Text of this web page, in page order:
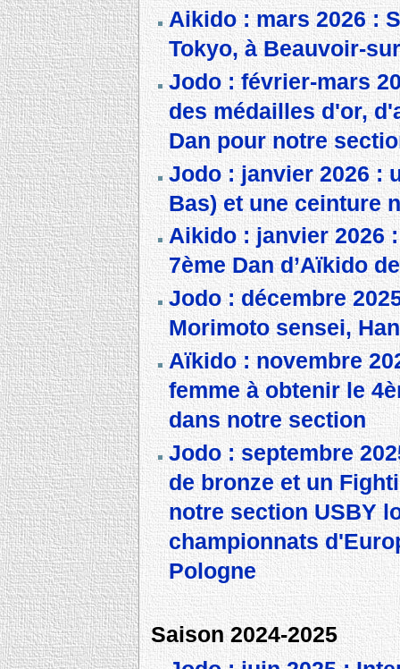
Aikido : mars 2026 :
Tokyo, à Beauvoir-
Jodo : février-mars
des médailles d'or,
Dan pour notre
Jodo : janvier 2026 :
Bas) et une ceinture
Aikido : janvier 2026
7ème Dan d’Aïkido
Jodo : décembre
Morimoto sensei,
Aïkido : novembre
femme à obtenir le
dans notre section
Jodo : septembre
de bronze et un
notre section USBY
championnats
Pologne
Saison 2024-2025